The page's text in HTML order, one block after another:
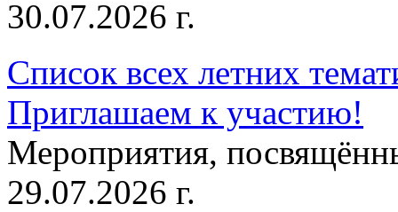
30.07.2026 г.
Список всех летних
Приглашаем к участию!
Мероприятия,
29.07.2026 г.